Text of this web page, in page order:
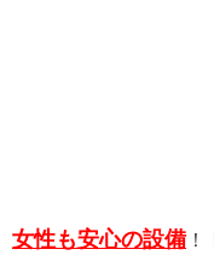
女性も安心の設備！